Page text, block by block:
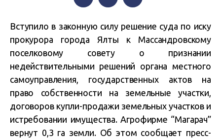
Вступило в законную силу решение суда по иску
прокурора города Ялты к Массандровскому
поселковому совету о признании
недействительными решений органа местного
самоуправления, государственных актов на
право собственности на земельные участки,
договоров купли-продажи земельных участков и
истребовании имущества. Агрофирме “Магарач”
вернут 0,3 га земли. Об этом сообщает пресс-